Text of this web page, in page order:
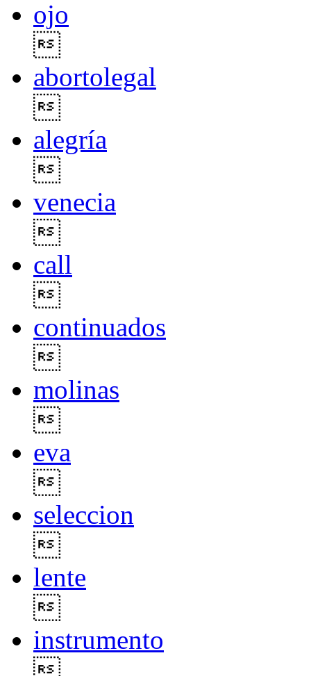
ojo
abortolegal
alegría
venecia
call
continuados
molinas
eva
seleccion
lente
instrumento